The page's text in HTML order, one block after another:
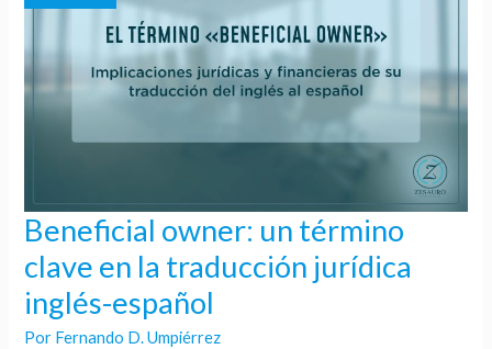
Beneficial owner: un término
clave en la traducción jurídica
inglés-español
Por Fernando D. Umpiérrez
Beneficial
un
término
clave